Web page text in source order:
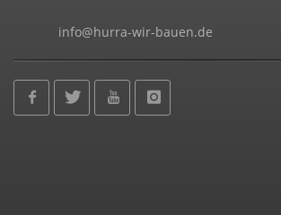
info@hurra-wir-bauen.de